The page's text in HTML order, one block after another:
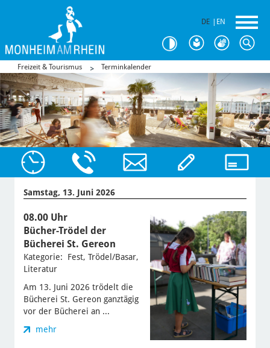
DE EN
Freizeit & Tourismus Terminkalender
Samstag, 13. Juni 2026
08.00 Uhr
Bücher-Trödel der
Bücherei St. Gereon
Kategorie: Fest, Trödel/Basar,
Literatur
Am 13. Juni 2026 trödelt die
Bücherei St. Gereon ganztägig
vor der Bücherei an ...
mehr